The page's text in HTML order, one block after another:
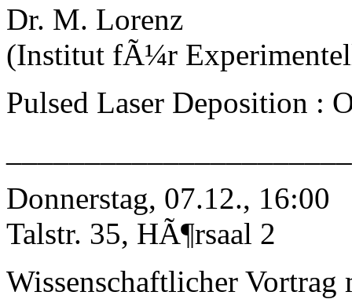
Dr. M. Lorenz
(Institut fÃ¼r
Pulsed Laser Deposition :
Donnerstag, 07.12., 16:00
Talstr. 35, HÃ¶rsaal 2
Wissenschaftlicher